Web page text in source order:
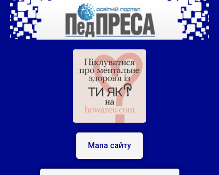
Мапа сайту